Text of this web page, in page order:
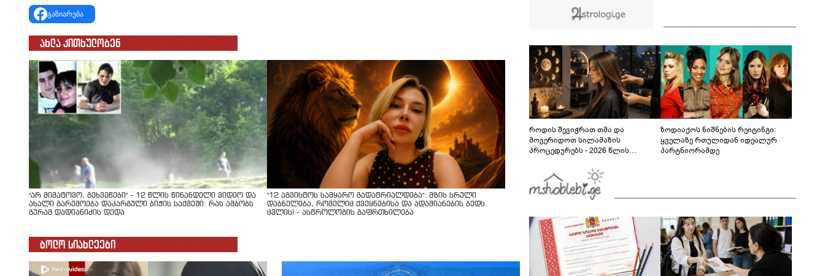
გაზიარება
ახლა კითხულობენ
"არ მიმატოვო, გეხვეწები" - 12 წლის წინანდელი ვიდეო და
ახალი გარემოება დაკარგული ბიჭის საქმეში: რას ამბობს
გურამ დადიანიძის დედა
"12 აგვისტოს სამყარო გადატრიალდება": მზის სრული
დაბნელება, რომელიც ქვეყნებისა და ადამიანების ბედს
ცვლის! - ასტროლოგის გაფრთხილება
ბოლო სიახლეები
ყველა შეთანხმების დარღვევით,
სამხრეთ ოსეთის წინააღმდეგ
როდის შევიჭრათ თმა და
მოვერიდოთ სილამაზის
პროცედურებს - 2026 წლის
გზამკვლევი
ზოდიაქოს ნიშნების რეიტინგი:
ყველაზე რთულიდან იდეალურ
პარტნიორამდე